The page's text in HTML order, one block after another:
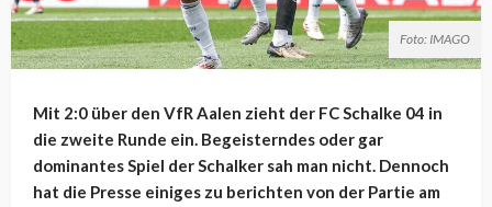
Foto: IMAGO
Mit 2:0 über den VfR Aalen zieht der FC Schalke 04 in
die zweite Runde ein. Begeisterndes oder gar
dominantes Spiel der Schalker sah man nicht. Dennoch
hat die Presse einiges zu berichten von der Partie am